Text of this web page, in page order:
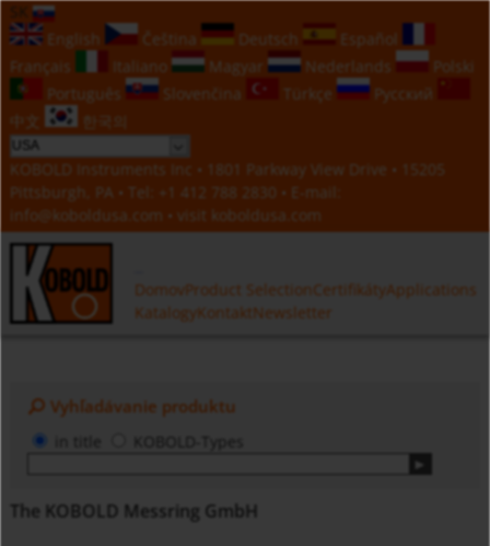
SK
English
Čeština Deutsch
Español
Français
Italiano Magyar Nederlands
Polski
Português
Slovenčina Türkçe
Русский
中文
한국의
KOBOLD Instruments Inc • 1801 Parkway View Drive • 15205
Pittsburgh, PA • Tel:
+1 412 788 2830 • E-mail:
info@koboldusa.com • visit koboldusa.com
DomovProduct Selection CertifikátyApplications
KatalogyKontaktNewsletter
Vyhľadávanie produktu
KOBOLD-Types
The KOBOLD Messring GmbH